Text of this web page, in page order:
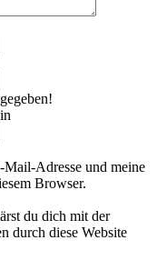
Mail-Adresse und meine
Browser.
du dich mit der
durch diese Website